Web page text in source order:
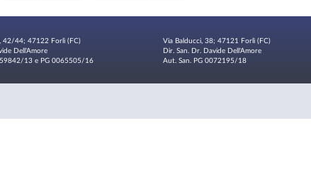
42/44; 47122 Forlì (FC)
Dell'Amore
13 e PG 0065505/16
Via Balducci, 38; 47121 Forlì (FC)
Dir. San. Dr. Davide Dell'Amore
Aut. San. PG 0072195/18